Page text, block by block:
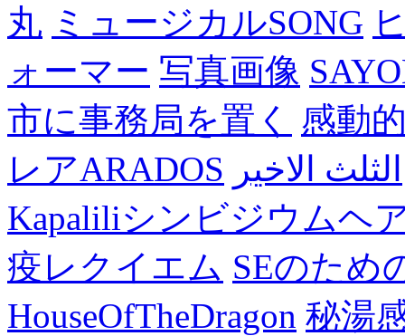
丸 ミュージカルSONG
ォーマー 写真画像
市に事務局を置く
感動
レアARADOS الثلث الاخير
Kapaliliシンビジウムヘ
疫レクイエム SEのため
HouseOfTheDragon 秘湯